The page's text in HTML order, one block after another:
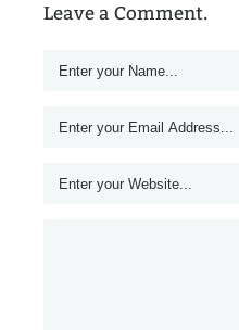
Leave a Comment.